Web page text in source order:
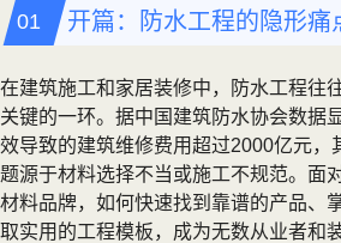
开篇：防水工程的隐形痛
在建筑施工和家居装修中，防水工程往
关键的一环。据中国建筑防水协会数据
效导致的建筑维修费用超过2000亿元，
题源于材料选择不当或施工不规范。面
材料品牌，如何快速找到靠谱的产品、
取实用的工程模板，成为无数从业者和